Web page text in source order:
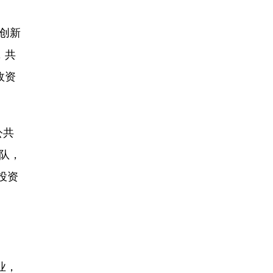
新
共
资
，
资